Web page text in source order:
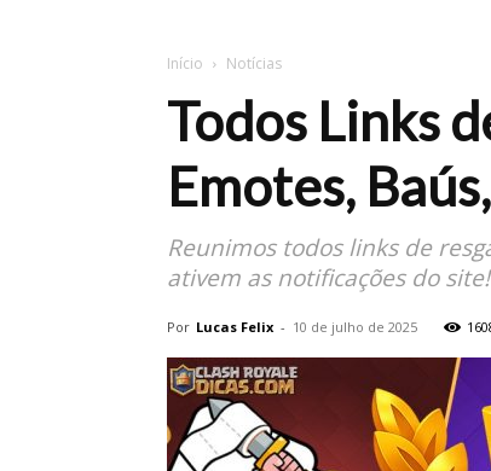
Início Notícias
Todos Links
Emotes,
Reunimos todos links de
ativem as notificações do site!
Por Lucas Felix - 10 de julho de 2025